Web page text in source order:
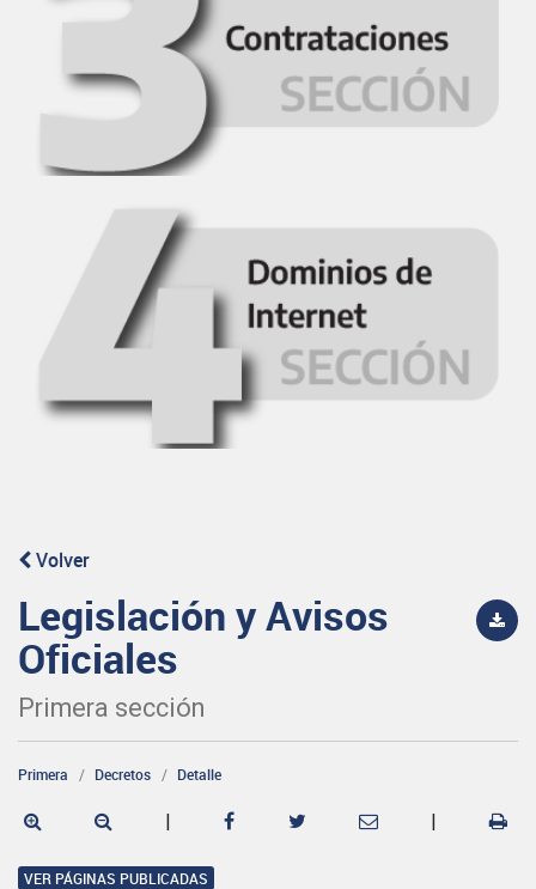
Volver
Legislación y Avisos
Oficiales
Primera sección
Primera Decretos Detalle
| |
VER PÁGINAS PUBLICADAS